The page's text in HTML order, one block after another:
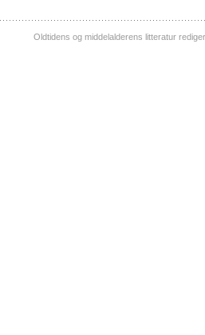
Oldtidens og middelalderens litteratur